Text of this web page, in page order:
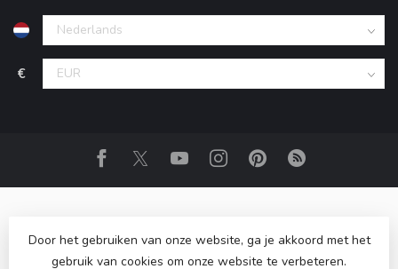
€
Door het gebruiken van onze website, ga je akkoord met het
gebruik van cookies om onze website te verbeteren.